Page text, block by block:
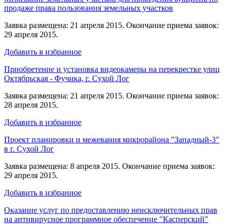
продаже права пользования земельных участков
Заявка размещена: 21 апреля 2015. Окончание приема заявок:
29 апреля 2015.
Добавить в избранное
Приобретение и установка видеокамеры на перекрестке улиц
Октябрьская - Фучика, г. Сухой Лог
Заявка размещена: 21 апреля 2015. Окончание приема заявок:
28 апреля 2015.
Добавить в избранное
Проект планировки и межевания микрорайона "Западный-3"
в г. Сухой Лог
Заявка размещена: 8 апреля 2015. Окончание приема заявок:
29 апреля 2015.
Добавить в избранное
Оказание услуг по предоставлению неисключительных прав
на антивирусное программное обеспечение "Касперский"